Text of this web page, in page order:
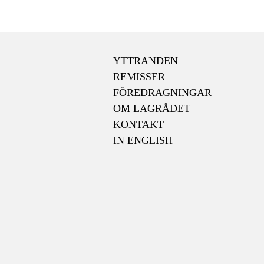
YTTRANDEN
REMISSER
FÖREDRAGNINGAR
OM LAGRÅDET
KONTAKT
IN ENGLISH